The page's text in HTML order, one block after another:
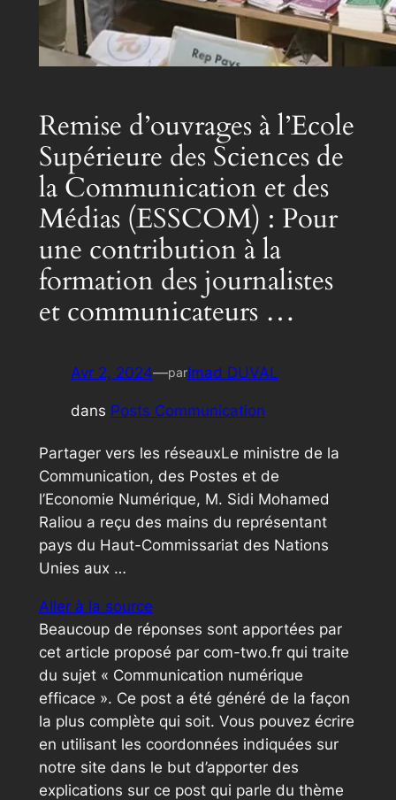
Remise d’ouvrages à l’Ecole
Supérieure des Sciences de
la Communication et des
Médias (ESSCOM) : Pour
une contribution à la
formation des journalistes
et communicateurs …
Avr 2, 2024—parImad DUVAL
dans Posts Communication
Partager vers les réseauxLe ministre de la
Communication, des Postes et de
l’Economie Numérique, M. Sidi Mohamed
Raliou a reçu des mains du représentant
pays du Haut-Commissariat des Nations
Unies aux …
Aller à la source
Beaucoup de réponses sont apportées par
cet article proposé par com-two.fr qui traite
du sujet « Communication numérique
efficace ». Ce post a été généré de la façon
la plus complète qui soit. Vous pouvez écrire
en utilisant les coordonnées indiquées sur
notre site dans le but d’apporter des
explications sur ce post qui parle du thème